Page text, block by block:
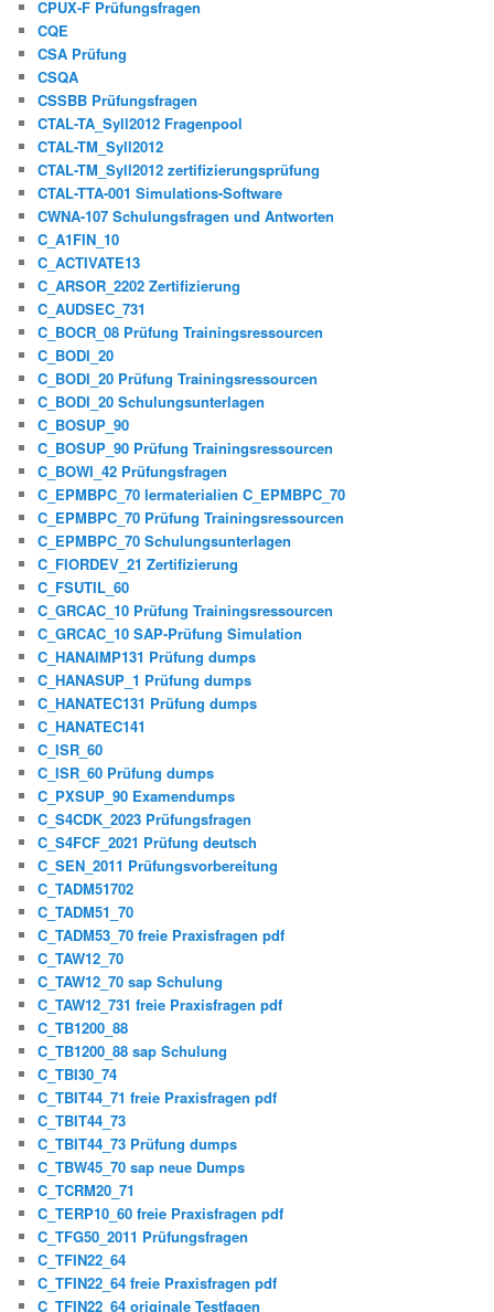
CPUX-F Prüfungsfragen
CQE
CSA Prüfung
CSQA
CSSBB Prüfungsfragen
CTAL-TA_Syll2012 Fragenpool
CTAL-TM_Syll2012
CTAL-TM_Syll2012 zertifizierungsprüfung
CTAL-TTA-001 Simulations-Software
CWNA-107 Schulungsfragen und Antworten
C_A1FIN_10
C_ACTIVATE13
C_ARSOR_2202 Zertifizierung
C_AUDSEC_731
C_BOCR_08 Prüfung Trainingsressourcen
C_BODI_20
C_BODI_20 Prüfung Trainingsressourcen
C_BODI_20 Schulungsunterlagen
C_BOSUP_90
C_BOSUP_90 Prüfung Trainingsressourcen
C_BOWI_42 Prüfungsfragen
C_EPMBPC_70 lermaterialien C_EPMBPC_70
C_EPMBPC_70 Prüfung Trainingsressourcen
C_EPMBPC_70 Schulungsunterlagen
C_FIORDEV_21 Zertifizierung
C_FSUTIL_60
C_GRCAC_10 Prüfung Trainingsressourcen
C_GRCAC_10 SAP-Prüfung Simulation
C_HANAIMP131 Prüfung dumps
C_HANASUP_1 Prüfung dumps
C_HANATEC131 Prüfung dumps
C_HANATEC141
C_ISR_60
C_ISR_60 Prüfung dumps
C_PXSUP_90 Examendumps
C_S4CDK_2023 Prüfungsfragen
C_S4FCF_2021 Prüfung deutsch
C_SEN_2011 Prüfungsvorbereitung
C_TADM51702
C_TADM51_70
C_TADM53_70 freie Praxisfragen pdf
C_TAW12_70
C_TAW12_70 sap Schulung
C_TAW12_731 freie Praxisfragen pdf
C_TB1200_88
C_TB1200_88 sap Schulung
C_TBI30_74
C_TBIT44_71 freie Praxisfragen pdf
C_TBIT44_73
C_TBIT44_73 Prüfung dumps
C_TBW45_70 sap neue Dumps
C_TCRM20_71
C_TERP10_60 freie Praxisfragen pdf
C_TFG50_2011 Prüfungsfragen
C_TFIN22_64
C_TFIN22_64 freie Praxisfragen pdf
C_TFIN22_64 originale Testfagen